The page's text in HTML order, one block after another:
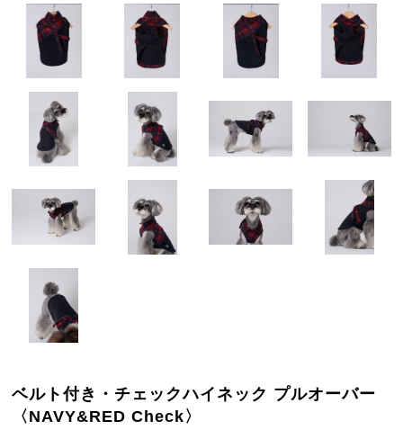
ベルト付き・チェックハイネック プルオーバー
〈NAVY&RED Check〉